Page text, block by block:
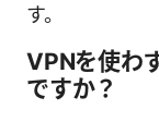
す。
VPNを使わ
ですか？